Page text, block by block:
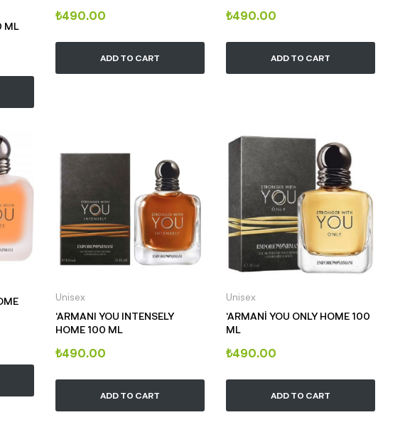
ML
₺490.00
ADD TO CART
₺490.00
ADD TO CART
Unisex
‘ARMANI YOU INTENSELY
HOME 100 ML
₺490.00
ADD TO CART
Unisex
‘ARMANİ YOU ONLY HOME 100
ML
₺490.00
ADD TO CART